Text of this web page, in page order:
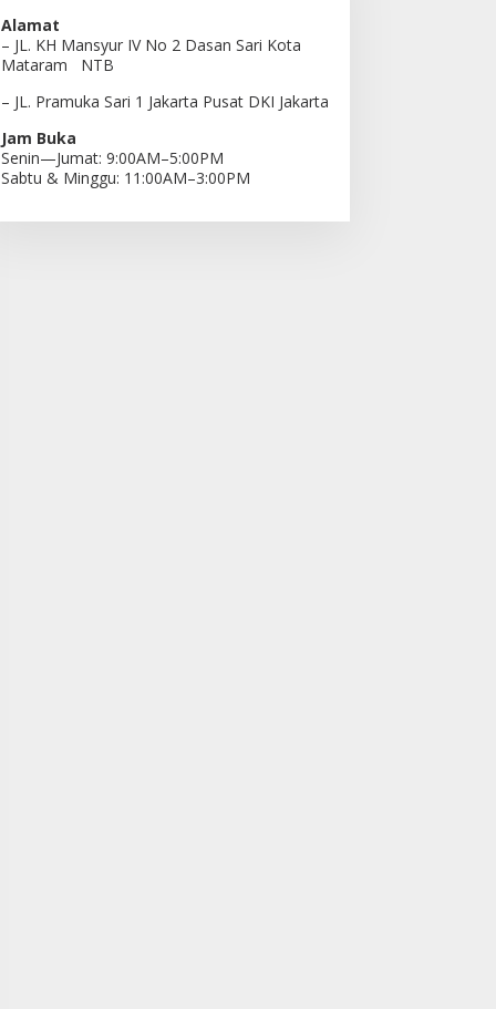
Alamat
– JL. KH Mansyur IV No 2 Dasan Sari Kota
Mataram NTB
– JL. Pramuka Sari 1 Jakarta Pusat DKI Jakarta
Jam Buka
Senin—Jumat: 9:00AM–5:00PM
Sabtu & Minggu: 11:00AM–3:00PM